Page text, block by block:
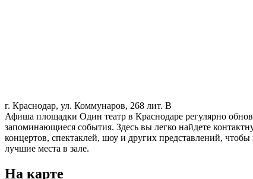
г. Краснодар, ул. Коммунаров, 268 лит. B
Афиша площадки Один театр в Краснодаре регулярно
запоминающиеся события. Здесь вы легко найдете
концертов, спектаклей, шоу и других представлений,
лучшие места в зале.
На карте